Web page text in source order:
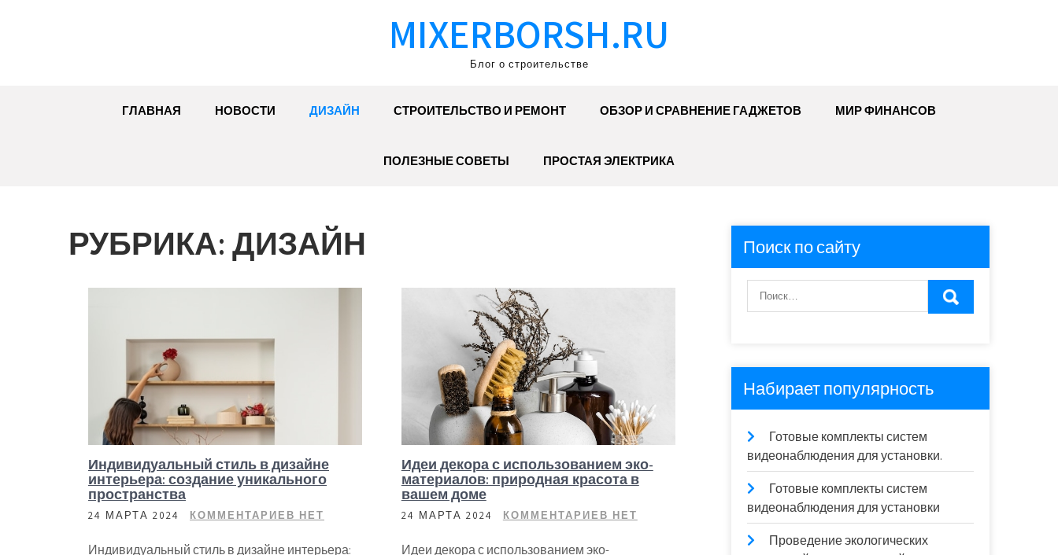
MIXERBORSH.RU
Блог о строительстве
ГЛАВНАЯ НОВОСТИ ДИЗАЙН СТРОИТЕЛЬСТВО И РЕМОНТ ОБЗОР И СРАВНЕНИЕ ГАДЖЕТОВ МИР ФИНАНСОВ
ПОЛЕЗНЫЕ СОВЕТЫ ПРОСТАЯ ЭЛЕКТРИКА
РУБРИКА: ДИЗАЙН
Индивидуальный стиль в дизайне
интерьера: создание уникального
пространства
24 МАРТА 2024 КОММЕНТАРИЕВ НЕТ
Индивидуальный стиль в дизайне интерьера:
Идеи декора с использованием эко-
материалов: природная красота в
вашем доме
24 МАРТА 2024 КОММЕНТАРИЕВ НЕТ
Идеи декора с использованием эко-
Поиск по сайту
Набирает популярность
Готовые комплекты систем
видеонаблюдения для установки.
Готовые комплекты систем
видеонаблюдения для установки
Проведение экологических